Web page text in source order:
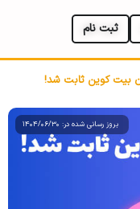
ثبت نام
کوین ثابت شد!
بروز رسانی شده در: 1404/06/30